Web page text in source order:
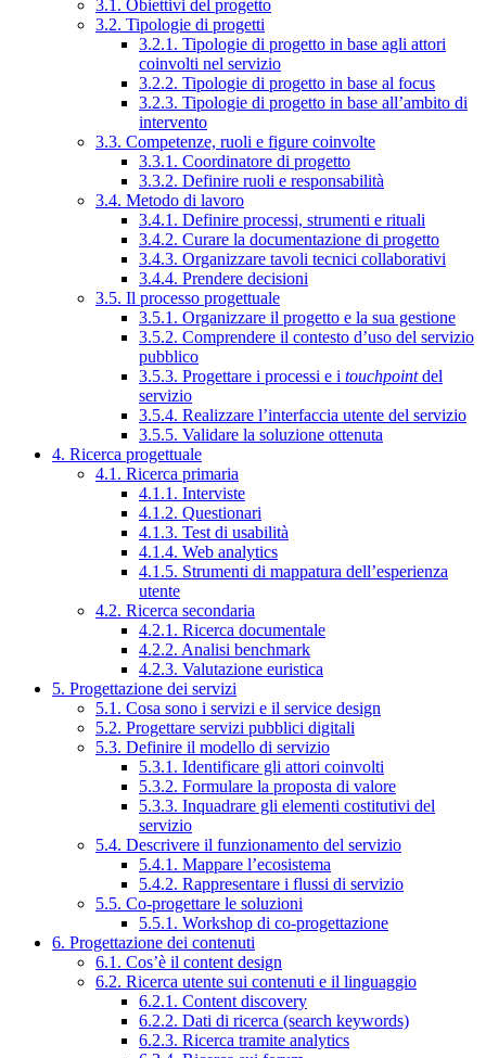
3.1. Obiettivi del progetto
3.2. Tipologie di progetti
3.2.1. Tipologie di progetto in base agli attori
coinvolti nel servizio
3.2.2. Tipologie di progetto in base al focus
3.2.3. Tipologie di progetto in base all’ambito di
intervento
3.3. Competenze, ruoli e figure coinvolte
3.3.1. Coordinatore di progetto
3.3.2. Definire ruoli e responsabilità
3.4. Metodo di lavoro
3.4.1. Definire processi, strumenti e rituali
3.4.2. Curare la documentazione di progetto
3.4.3. Organizzare tavoli tecnici collaborativi
3.4.4. Prendere decisioni
3.5. Il processo progettuale
3.5.1. Organizzare il progetto e la sua gestione
3.5.2. Comprendere il contesto d’uso del servizio
pubblico
3.5.3. Progettare i processi e i touchpointdel
servizio
3.5.4. Realizzare l’interfaccia utente del servizio
3.5.5. Validare la soluzione ottenuta
4. Ricerca progettuale
4.1. Ricerca primaria
4.1.1. Interviste
4.1.2. Questionari
4.1.3. Test di usabilità
4.1.4. Web analytics
4.1.5. Strumenti di mappatura dell’esperienza
utente
4.2. Ricerca secondaria
4.2.1. Ricerca documentale
4.2.2. Analisi benchmark
4.2.3. Valutazione euristica
5. Progettazione dei servizi
5.1. Cosa sono i servizi e il service design
5.2. Progettare servizi pubblici digitali
5.3. Definire il modello di servizio
5.3.1. Identificare gli attori coinvolti
5.3.2. Formulare la proposta di valore
5.3.3. Inquadrare gli elementi costitutivi del
servizio
5.4. Descrivere il funzionamento del servizio
5.4.1. Mappare l’ecosistema
5.4.2. Rappresentare i flussi di servizio
5.5. Co-progettare le soluzioni
5.5.1. Workshop di co-progettazione
6. Progettazione dei contenuti
6.1. Cos’è il content design
6.2. Ricerca utente sui contenuti e il linguaggio
6.2.1. Content discovery
6.2.2. Dati di ricerca (search keywords)
6.2.3. Ricerca tramite analytics